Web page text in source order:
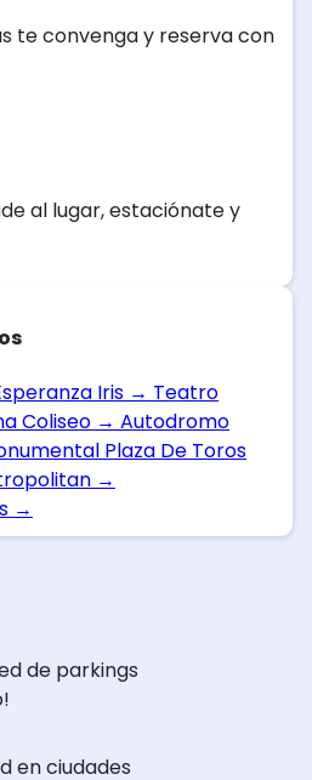
te convenga y reserva con
al lugar, estaciónate y
Iris → Teatro
Coliseo → Autodromo
Plaza De Toros
→
→
de parkings
en ciudades